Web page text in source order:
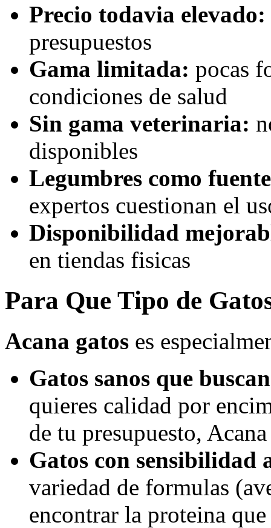
Precio todavia elevado:
presupuestos
Gama limitada: pocas
condiciones de salud
Sin gama veterinaria:
disponibles
Legumbres como
expertos cuestionan el
Disponibilidad
en tiendas fisicas
Para Que Tipo de
Acana gatos es
Gatos sanos que
quieres calidad por
de tu presupuesto,
Gatos con sensibilidad
variedad de formulas
encontrar la proteina